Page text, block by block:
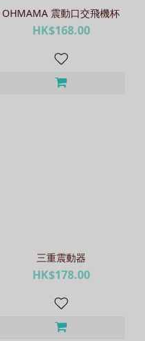
OHMAMA 震動口交飛機杯
HK$168.00
三重震動器
HK$178.00